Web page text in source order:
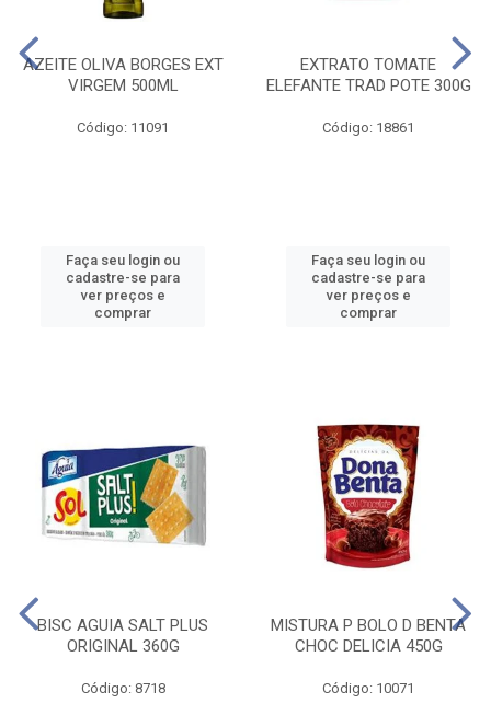
AZEITE OLIVA BORGES EXT
VIRGEM 500ML
Código: 11091
Faça seu login ou
cadastre-se para
ver preços e
comprar
EXTRATO TOMATE
ELEFANTE TRAD POTE 300G
Código: 18861
Faça seu login ou
cadastre-se para
ver preços e
comprar
BISC AGUIA SALT PLUS
ORIGINAL 360G
Código: 8718
MISTURA P BOLO D BENTA
CHOC DELICIA 450G
Código: 10071